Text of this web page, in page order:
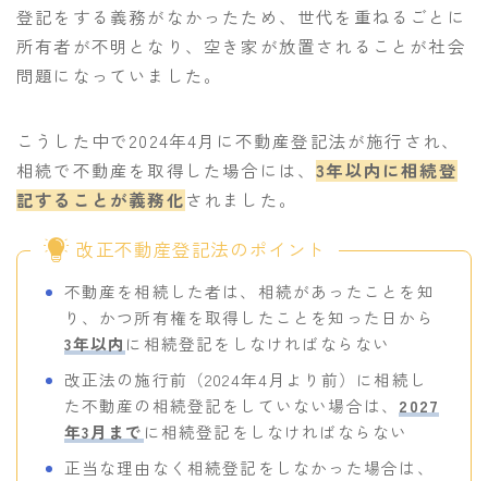
登記をする義務がなかったため、世代を重ねるごとに
所有者が不明となり、空き家が放置されることが社会
問題になっていました。
こうした中で2024年4月に不動産登記法が施行され、
相続で不動産を取得した場合には、3年以内に相続登
記することが義務化されました。
改正不動産登記法のポイント
不動産を相続した者は、相続があったことを知
り、かつ所有権を取得したことを知った日から
3年以内 に相続登記をしなければならない
改正法の施行前（2024年4月より前）に相続し
た不動産の相続登記をしていない場合は、 2027
年3月まで に相続登記をしなければならない
正当な理由なく相続登記をしなかった場合は、